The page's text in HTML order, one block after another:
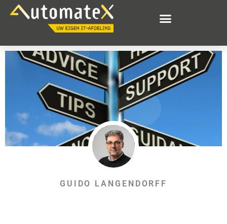
GUIDO LANGENDORFF